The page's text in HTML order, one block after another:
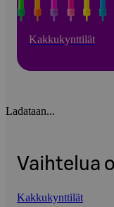
Kakkukynttilät
Ladataan...
Vaihtelua
Kakkukynttilät